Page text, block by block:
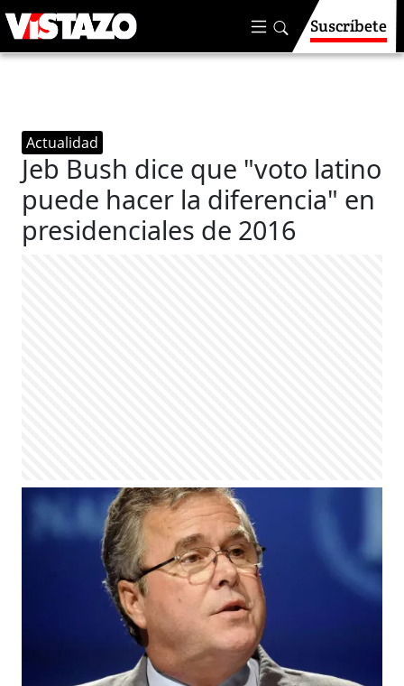
Suscríbete
Actualidad
Jeb Bush dice que "voto latino
puede hacer la diferencia" en
presidenciales de 2016